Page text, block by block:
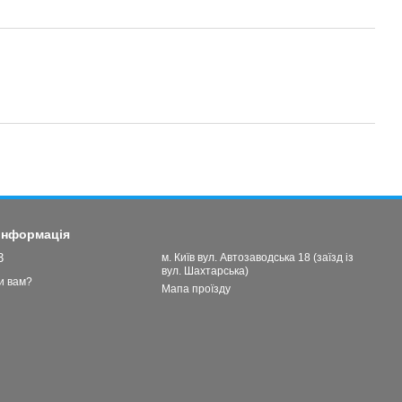
вам?
м. Київ вул. Автозаводська 18 (заїзд із
вул. Шахтарська)
Мапа проїзду